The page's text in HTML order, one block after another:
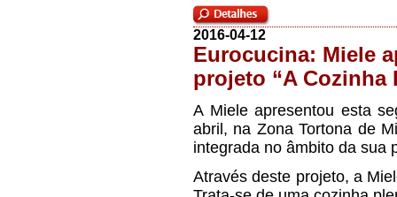
2016-04-12
Eurocucina: Miele
projeto “A Cozinha
A Miele apresentou esta
abril, na Zona Tortona de
integrada no âmbito da sua
Através deste projeto, a